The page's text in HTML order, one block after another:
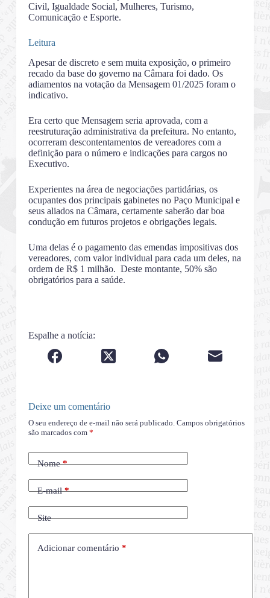
Civil, Igualdade Social, Mulheres, Turismo,
Comunicação e Esporte.
Leitura
Apesar de discreto e sem muita exposição, o primeiro
recado da base do governo na Câmara foi dado. Os
adiamentos na votação da Mensagem 01/2025 foram o
indicativo.
Era certo que Mensagem seria aprovada, com a
reestruturação administrativa da prefeitura. No entanto,
ocorreram descontentamentos de vereadores com a
definição para o número e indicações para cargos no
Executivo.
Experientes na área de negociações partidárias, os
ocupantes dos principais gabinetes no Paço Municipal e
seus aliados na Câmara, certamente saberão dar boa
condução em futuros projetos e obrigações legais.
Uma delas é o pagamento das emendas impositivas dos
vereadores, com valor individual para cada um deles, na
ordem de R$ 1 milhão. Deste montante, 50% são
obrigatórios para a saúde.
Espalhe a notícia:
Deixe um comentário
O seu endereço de e-mail não será publicado. Campos obrigatórios
são marcados com *
Nome*
E-mail*
Site
Adicionar comentário *